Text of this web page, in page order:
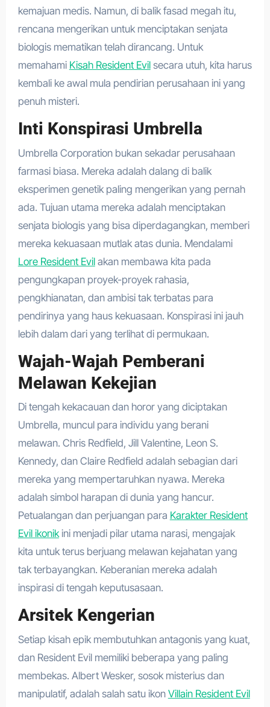
kemajuan medis. Namun, di balik fasad megah itu,
rencana mengerikan untuk menciptakan senjata
biologis mematikan telah dirancang. Untuk
memahami Kisah Resident Evilsecara utuh, kita harus
kembali ke awal mula pendirian perusahaan ini yang
penuh misteri.
Inti Konspirasi Umbrella
Umbrella Corporation bukan sekadar perusahaan
farmasi biasa. Mereka adalah dalang di balik
eksperimen genetik paling mengerikan yang pernah
ada. Tujuan utama mereka adalah menciptakan
senjata biologis yang bisa diperdagangkan, memberi
mereka kekuasaan mutlak atas dunia. Mendalami
Lore Resident Evilakan membawa kita pada
pengungkapan proyek-proyek rahasia,
pengkhianatan, dan ambisi tak terbatas para
pendirinya yang haus kekuasaan. Konspirasi ini jauh
lebih dalam dari yang terlihat di permukaan.
Wajah-Wajah Pemberani
Melawan Kekejian
Di tengah kekacauan dan horor yang diciptakan
Umbrella, muncul para individu yang berani
melawan. Chris Redfield, Jill Valentine, Leon S.
Kennedy, dan Claire Redfield adalah sebagian dari
mereka yang mempertaruhkan nyawa. Mereka
adalah simbol harapan di dunia yang hancur.
Petualangan dan perjuangan para Karakter Resident
Evil ikonikini menjadi pilar utama narasi, mengajak
kita untuk terus berjuang melawan kejahatan yang
tak terbayangkan. Keberanian mereka adalah
inspirasi di tengah keputusasaan.
Arsitek Kengerian
Setiap kisah epik membutuhkan antagonis yang kuat,
dan Resident Evil memiliki beberapa yang paling
membekas. Albert Wesker, sosok misterius dan
manipulatif, adalah salah satu ikon Villain Resident Evil